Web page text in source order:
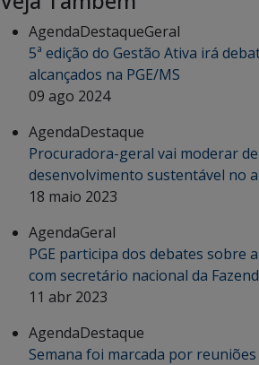
AgendaDestaqueGeral
5ª edição do Gestão Ativa irá
alcançados na PGE/MS
09 ago 2024
AgendaDestaque
Procuradora-geral vai moderar
desenvolvimento sustentável no
18 maio 2023
AgendaGeral
PGE participa dos debates sobre
com secretário nacional da
11 abr 2023
AgendaDestaque
Semana foi marcada por